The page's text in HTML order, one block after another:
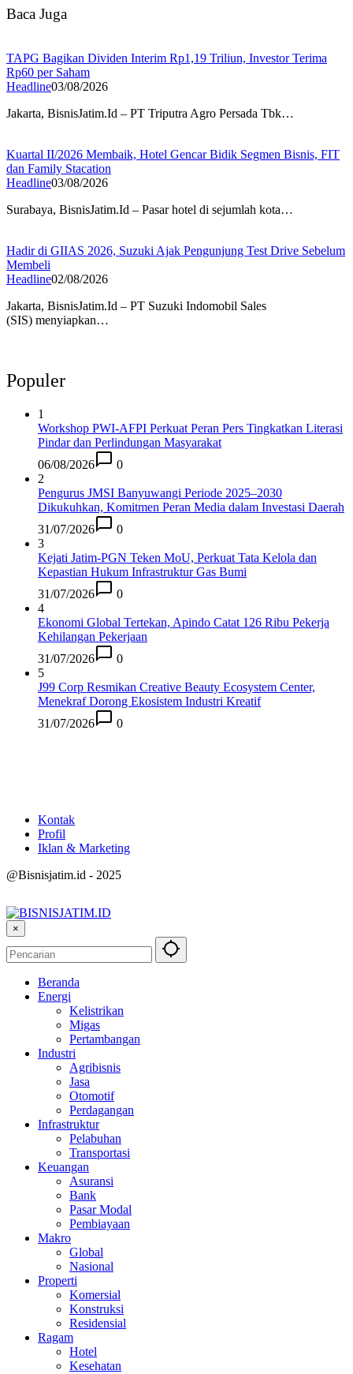
Baca Juga
TAPG Bagikan Dividen Interim Rp1,19 Triliun, Investor Terima
Rp60 per Saham
Headline03/08/2026
Jakarta, BisnisJatim.Id – PT Triputra Agro Persada Tbk…
Kuartal II/2026 Membaik, Hotel Gencar Bidik Segmen Bisnis, FIT
dan Family Stacation
Headline03/08/2026
Surabaya, BisnisJatim.Id – Pasar hotel di sejumlah kota…
Hadir di GIIAS 2026, Suzuki Ajak Pengunjung Test Drive Sebelum
Membeli
Headline02/08/2026
Jakarta, BisnisJatim.Id – PT Suzuki Indomobil Sales
(SIS) menyiapkan…
Populer
1
Workshop PWI-AFPI Perkuat Peran Pers Tingkatkan Literasi
Pindar dan Perlindungan Masyarakat
06/08/2026
0
2
Pengurus JMSI Banyuwangi Periode 2025–2030
Dikukuhkan, Komitmen Peran Media dalam Investasi Daerah
31/07/2026
0
3
Kejati Jatim-PGN Teken MoU, Perkuat Tata Kelola dan
Kepastian Hukum Infrastruktur Gas Bumi
31/07/2026
0
4
Ekonomi Global Tertekan, Apindo Catat 126 Ribu Pekerja
Kehilangan Pekerjaan
31/07/2026
0
5
J99 Corp Resmikan Creative Beauty Ecosystem Center,
Menekraf Dorong Ekosistem Industri Kreatif
31/07/2026
0
Kontak
Profil
Iklan & Marketing
@Bisnisjatim.id - 2025
×
Beranda
Energi
Kelistrikan
Migas
Pertambangan
Industri
Agribisnis
Jasa
Otomotif
Perdagangan
Infrastruktur
Pelabuhan
Transportasi
Keuangan
Asuransi
Bank
Pasar Modal
Pembiayaan
Makro
Global
Nasional
Properti
Komersial
Konstruksi
Residensial
Ragam
Hotel
Kesehatan